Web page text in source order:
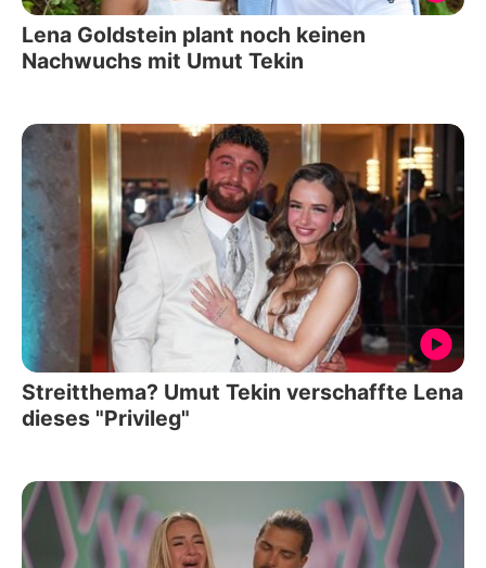
Lena Goldstein plant noch keinen
Nachwuchs mit Umut Tekin
Streitthema? Umut Tekin verschaffte Lena
dieses "Privileg"